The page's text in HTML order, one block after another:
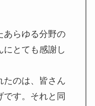
あらゆる分野の
とても感謝し
たのは、皆さん
す。それと同